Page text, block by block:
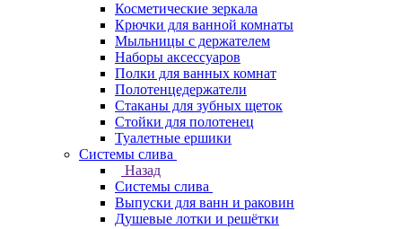
Косметические зеркала
Крючки для ванной комнаты
Мыльницы с держателем
Наборы аксессуаров
Полки для ванных комнат
Полотенцедержатели
Стаканы для зубных щеток
Стойки для полотенец
Туалетные ершики
Системы слива
Назад
Системы слива
Выпуски для ванн и раковин
Душевые лотки и решётки